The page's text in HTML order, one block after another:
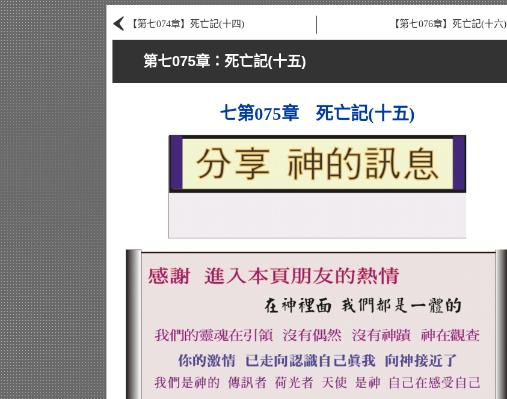
‹ 【第七074章】死亡記(十四) 【第七076章】死亡記(十六)
第七075章：死亡記(十五)
七第075章 死亡記(十五)